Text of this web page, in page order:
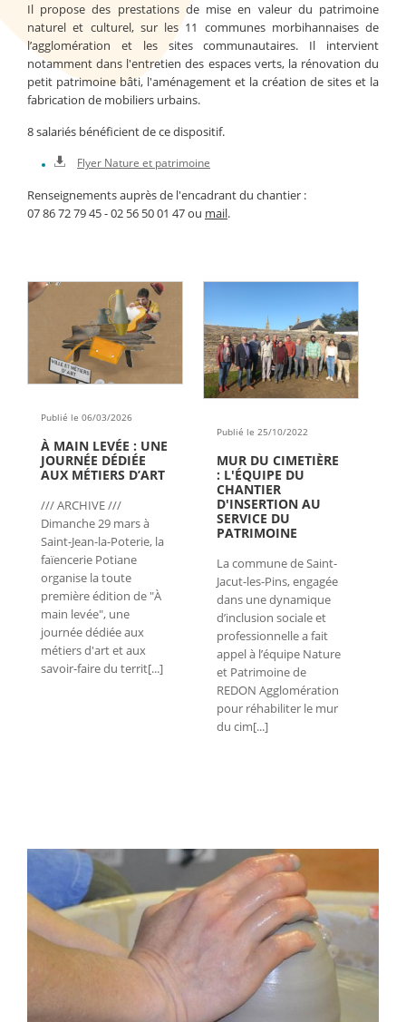
Il propose des prestations de mise en valeur du patrimoine
naturel et culturel, sur les 11 communes morbihannaises de
l’agglomération et les sites communautaires. Il intervient
notamment dans l'entretien des espaces verts, la rénovation du
petit patrimoine bâti, l'aménagement et la création de sites et la
fabrication de mobiliers urbains.
8 salariés bénéficient de ce dispositif.
Flyer Nature et patrimoine
Renseignements auprès de l'encadrant du chantier :
07 86 72 79 45 - 02 56 50 01 47 ou mail.
Publié le 06/03/2026
À MAIN LEVÉE : UNE
JOURNÉE DÉDIÉE
AUX MÉTIERS D’ART
/// ARCHIVE ///
Dimanche 29 mars à
Saint-Jean-la-Poterie, la
faïencerie Potiane
organise la toute
première édition de "À
main levée", une
journée dédiée aux
métiers d'art et aux
savoir-faire du territ[...]
Publié le 25/10/2022
MUR DU CIMETIÈRE
: L'ÉQUIPE DU
CHANTIER
D'INSERTION AU
SERVICE DU
PATRIMOINE
La commune de Saint-
Jacut-les-Pins, engagée
dans une dynamique
d’inclusion sociale et
professionnelle a fait
appel à l’équipe Nature
et Patrimoine de
REDON Agglomération
pour réhabiliter le mur
du cim[...]